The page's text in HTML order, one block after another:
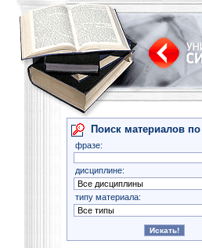
Поиск материалов по
фразе:
дисциплине:
типу материала: